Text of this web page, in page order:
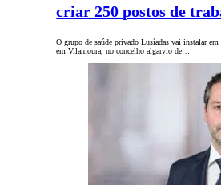
criar 250 postos de
O grupo de saúde privado Lusíadas vai instalar
em Vilamoura, no concelho algarvio de…